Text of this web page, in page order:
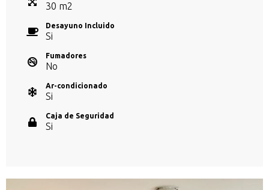
30 m2
Desayuno Incluido
Si
Fumadores
No
Ar-condicionado
Si
Caja de Seguridad
Si